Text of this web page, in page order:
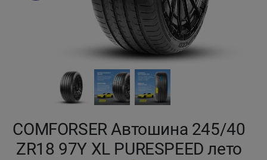
COMFORSER Автошина 245/40
ZR18 97Y XL PURESPEED лето
Кызылорда
Петропавловск